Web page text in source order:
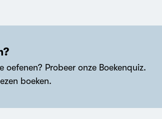
Probeer onze Boekenquiz.
boeken.